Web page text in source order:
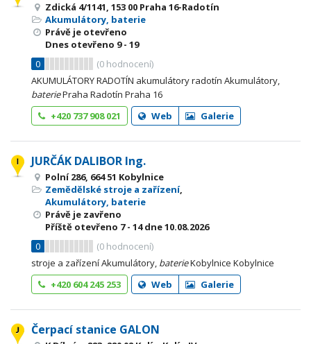
Zdická 4/1141, 153 00 Praha 16-Radotín
Akumulátory, baterie
Právě je otevřeno
Dnes otevřeno 9 - 19
0
(0 hodnocení)
AKUMULÁTORY RADOTÍN akumulátory radotín Akumulátory,
bateriePraha Radotín Praha 16
+420 737 908 021
Web Galerie
JURČÁK DALIBOR Ing.
Polní 286, 664 51 Kobylnice
Zemědělské stroje a zařízení,
Akumulátory, baterie
Právě je zavřeno
Příště otevřeno 7 - 14dne 10.08.2026
0
(0 hodnocení)
stroje a zařízení Akumulátory, baterieKobylnice Kobylnice
+420 604 245 253
Web Galerie
Čerpací stanice GALON